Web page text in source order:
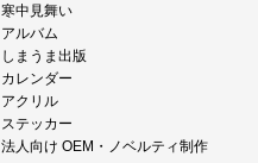
寒中見舞い
アルバム
しまうま出版
カレンダー
アクリル
ステッカー
法人向け OEM・ノベルティ制作